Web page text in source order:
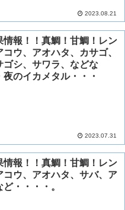
2023.08.21
情報！！真鯛！甘鯛！レン
コウ、アオハタ、カサゴ、
ゴシ、サワラ、などな
夜のイカメタル・・・
2023.07.31
情報！！真鯛！甘鯛！レン
コウ、アオハタ、サバ、ア
・・・・。